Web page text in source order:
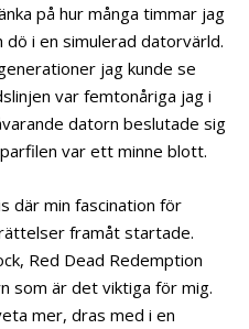
på hur många timmar jag
i en simulerad datorvärld.
jag kunde se
var femtonåriga jag i
datorn beslutade sig
var ett minne blott.
där min fascination för
framåt startade.
Red Dead Redemption
som är det viktiga för mig.
mer, dras med i en